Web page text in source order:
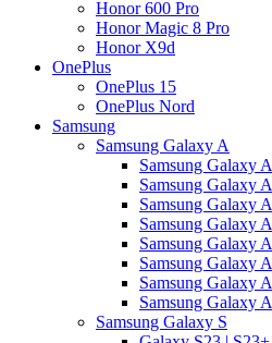
Honor 600 Pro
Honor Magic 8 Pro
Honor X9d
OnePlus
OnePlus 15
OnePlus Nord
Samsung
Samsung Galaxy A
Samsung Galaxy
Samsung Galaxy
Samsung Galaxy
Samsung Galaxy
Samsung Galaxy
Samsung Galaxy
Samsung Galaxy
Samsung Galaxy
Samsung Galaxy S